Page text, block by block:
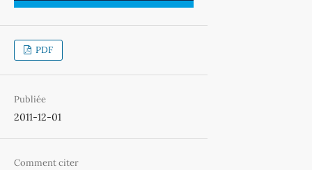
PDF
Publiée
2011-12-01
Comment citer